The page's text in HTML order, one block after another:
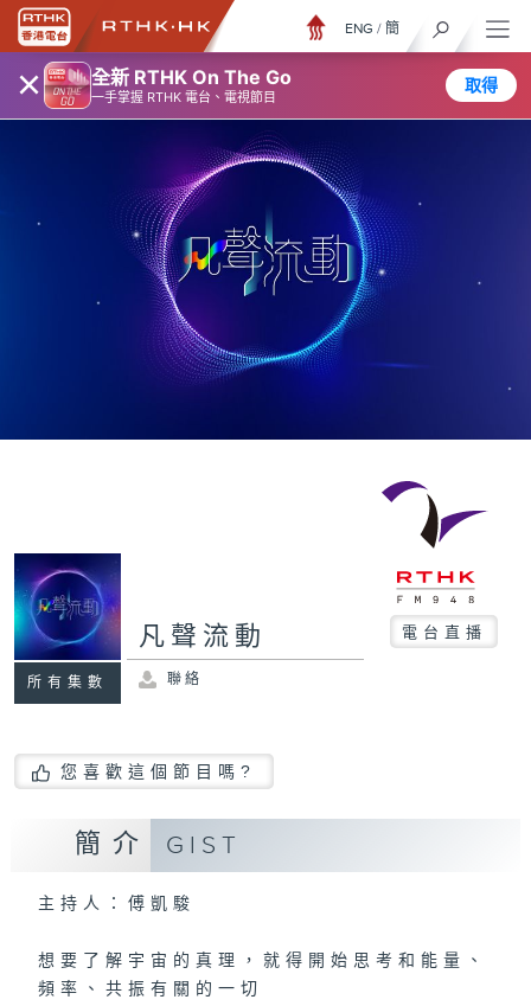
× 全新 RTHK On The Go
一手掌握 RTHK 電台、電視節目
取得
ENG / 簡
所有集數
凡聲流動 電台直播
聯絡
您喜歡這個節目嗎?
簡介 GIST
主持人：傅凱駿
想要了解宇宙的真理，就得開始思考和能量、
頻率、共振有關的一切